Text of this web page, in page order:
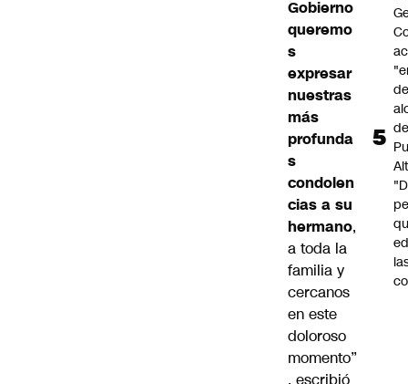
Gobierno
queremo
s
expresar
nuestras
más
profunda
s
condolen
cias a su
hermano,
a toda la
familia y
cercanos
en este
doloroso
momento”
, escribió
de